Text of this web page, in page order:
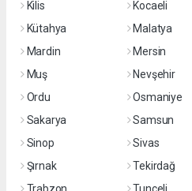
Kilis
Kocaeli
Kütahya
Malatya
Mardin
Mersin
Muş
Nevşehir
Ordu
Osmaniye
Sakarya
Samsun
Sinop
Sivas
Şırnak
Tekirdağ
Trabzon
Tunceli